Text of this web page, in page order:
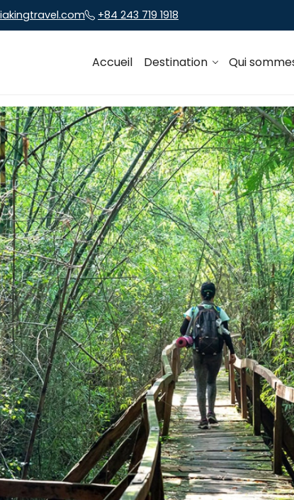
+84 243 719 1918
Accueil Destination Qui